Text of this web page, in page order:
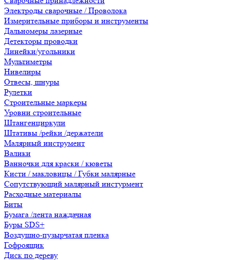
Электроды сварочные / Проволока
Измерительные приборы и инструменты
Дальномеры лазерные
Детекторы проводки
Линейки/угольники
Мультиметры
Нивелиры
Отвесы, шнуры
Рулетки
Строительные маркеры
Уровни строительные
Штангенциркули
Штативы /рейки /держатели
Малярный инструмент
Валики
Ванночки для краски / кюветы
Кисти / макловицы / Губки малярные
Сопутствующий малярный инстурмент
Расходные материалы
Биты
Бумага /лента наждачная
Буры SDS+
Воздушно-пузырчатая пленка
Гофроящик
Диск по дереву